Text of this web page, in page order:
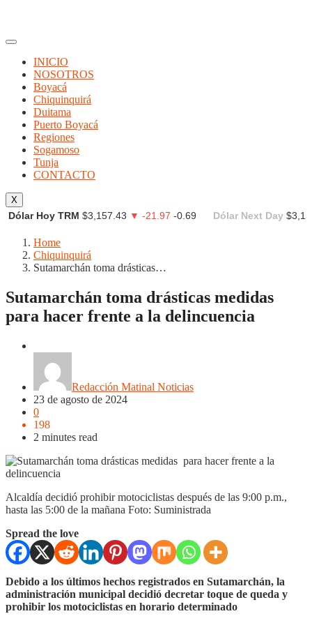
INICIO
NOSOTROS
Boyacá
Chiquinquirá
Duitama
Puerto Boyacá
Regiones
Sogamoso
Tunja
CONTACTO
X
Dólar Hoy TRM $3,157.43 ▼ -21.97 -0.69 Dólar Next Day
Home
Chiquinquirá
Sutamarchán toma drásticas…
Sutamarchán toma drásticas medidas
para hacer frente a la delincuencia
Redacción Matinal Noticias
23 de agosto de 2024
0
198
2 minutes read
Alcaldía decidió prohibir motociclistas después de las 9:00 p.m.,
hasta las 5:00 de la mañana Foto: Suministrada
Spread the love
Debido a los últimos hechos registrados en Sutamarchán, la
administración municipal decidió decretar toque de queda y
prohibir los motociclistas en horario determinado